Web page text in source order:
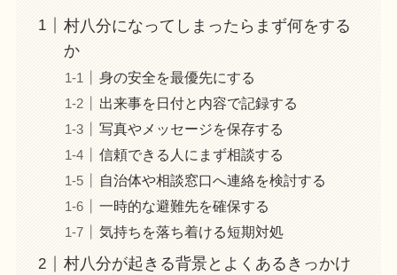
村八分になってしまったらまず何をする
か
身の安全を最優先にする
出来事を日付と内容で記録する
写真やメッセージを保存する
信頼できる人にまず相談する
自治体や相談窓口へ連絡を検討する
一時的な避難先を確保する
気持ちを落ち着ける短期対処
村八分が起きる背景とよくあるきっかけ